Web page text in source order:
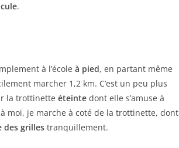
.
à l’école à pied, en partant même
marcher 1,2 km. C’est un peu plus
la trottinette éteinte dont elle s’amuse à
moi, je marche à coté de la trottinette, dont
des grilles tranquillement.